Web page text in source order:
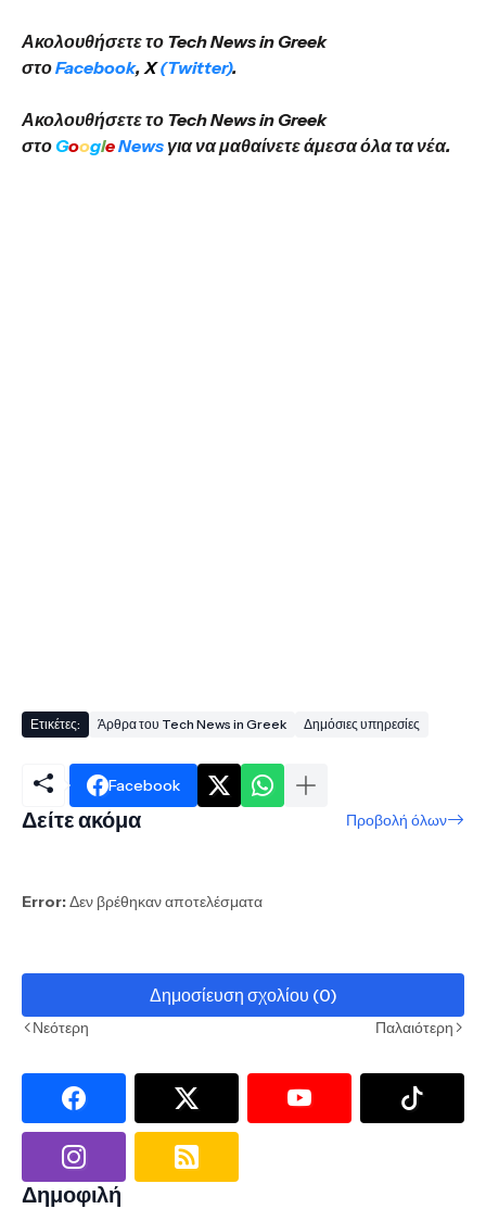
Ακολουθήσετε το Tech News in Greek
στοFacebook, X(Twitter).
Ακολουθήσετε το Tech News in Greek
στο GoogleNews για να μαθαίνετε άμεσα όλα τα νέα.
Ετικέτες: Άρθρα του Tech News in Greek Δημόσιες υπηρεσίες
Facebook
Δείτε ακόμα Προβολή όλων
Error:Δεν βρέθηκαν αποτελέσματα
Δημοσίευση σχολίου (0)
Νεότερη Παλαιότερη
Δημοφιλή